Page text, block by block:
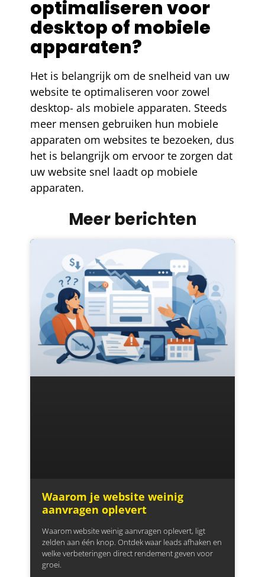
optimaliseren voor
desktop of mobiele
apparaten?
Het is belangrijk om de snelheid van uw
website te optimaliseren voor zowel
desktop- als mobiele apparaten. Steeds
meer mensen gebruiken hun mobiele
apparaten om websites te bezoeken, dus
het is belangrijk om ervoor te zorgen dat
uw website snel laadt op mobiele
apparaten.
Meer berichten
Waarom je website weinig
aanvragen oplevert
Waarom website weinig aanvragen oplevert, ligt
zelden aan één knop. Ontdek waar leads afhaken en
welke verbeteringen direct rendement geven voor
groei.